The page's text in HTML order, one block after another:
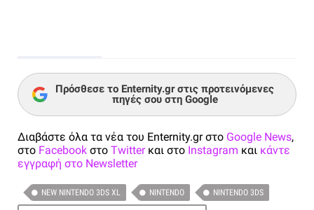
Πρόσθεσε το Enternity.gr στις προτεινόμενες
πηγές σου στη Google
Διαβάστε όλα τα νέα του Enternity.gr στο Google News,
στο Facebook στο Twitterκαι στο Instagram και κάντε
εγγραφή στο Newsletter
NEW NINTENDO 3DS XL NINTENDO NINTENDO 3DS